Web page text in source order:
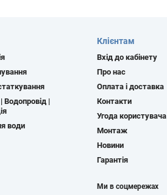
Водопровід |
води
Клієнтам
Вхід до кабінету
Про нас
Оплата і доставка
Контакти
Угода користувача
Монтаж
Новини
Гарантія
Ми в соцмережах